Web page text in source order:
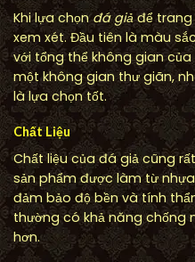
Khi lựa chọnđá giảđể trang
xem xét. Đầu tiên là màu
với tổng thể không gian của
một không gian thư giãn,
là lựa chọn tốt.
Chất Liệu
Chất liệu của đá giả cũng
sản phẩm được làm từ
đảm bảo độ bền và tính
thường có khả năng chống
hơn.